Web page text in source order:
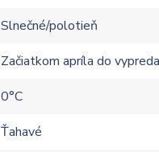
Slnečné/polotieň
Začiatkom apríla do
0°C
Ťahavé